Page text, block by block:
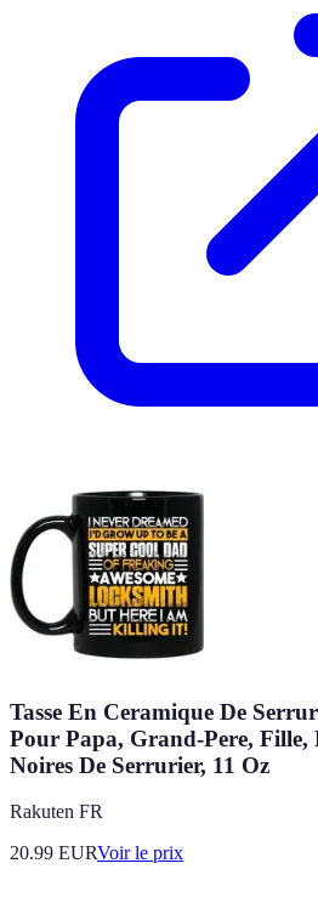
Tasse En Ceramique De
Pour Papa, Grand-Pere, Fille,
Noires De Serrurier, 11 Oz
Rakuten FR
20.99 EURVoir le prix